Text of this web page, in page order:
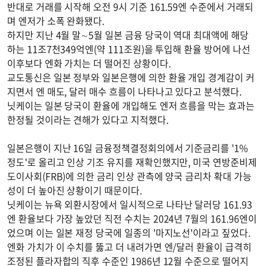
반대로 거래를 시작해 오전 9시 기준 161.59엔 수준에서 거래되
며 엔저가 소폭 완화됐다.
하지만 지난 4월 말∼5월 일본 금융 당국이 역대 최대액에 해당
하는 11조7천349억엔(약 111조원)을 투입해 환율 방어에 나선
이후보다 엔화 가치는 더 떨어진 상황이다.
교도통신은 일본 정부와 일본은행에 의한 환율 개입 경계감이 커
지면서 엔 매도, 달러 매수 흐름이 나타나고 있다고 분석했다.
닛케이는 일본 당국이 환율에 개입해도 엔저 흐름을 막는 효과는
한정될 것이라는 견해가 있다고 지적했다.
일본은행이 지난 16일 금융정책결정회의에서 기준금리를 '1%
정도'로 올리고 인상 기조 유지를 재확인했지만, 미국 연방준비제
도이사회(FRB)에 의한 금리 인상 관측에 양국 금리차 확대 가능
성이 더 높아진 상황이기 때문이다.
닛케이는 뉴욕 외환시장에서 일시적으로 나타난 달러당 161.93
엔 환율보다 가장 높았던 직전 수치는 2024년 7월의 161.96엔이
었으며 이는 일본 재정 당국에 일종의 '마지노선'이라고 짚었다.
엔화 가치가 이 수치를 뚫고 더 내려가면 엔/달러 환율이 급격히
조정된 플라자합의 직후 수준인 1986년 12월 수준으로 떨어지